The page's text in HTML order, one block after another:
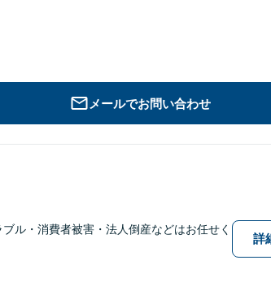
メールでお問い合わせ
ル・消費者被害・法人倒産などはお任せく
詳